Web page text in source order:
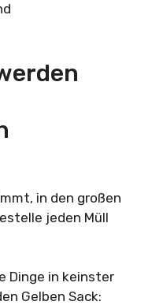
in den großen
jeden Müll
Dinge in keinster
Gelben Sack: